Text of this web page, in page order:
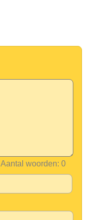
Aantal woorden: